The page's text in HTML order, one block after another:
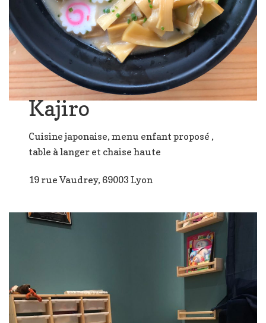
Kajiro
Cuisine japonaise, menu enfant proposé ,
table à langer et chaise haute
19 rue Vaudrey, 69003 Lyon